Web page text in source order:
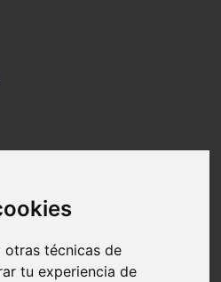
otras técnicas de
tu experiencia de